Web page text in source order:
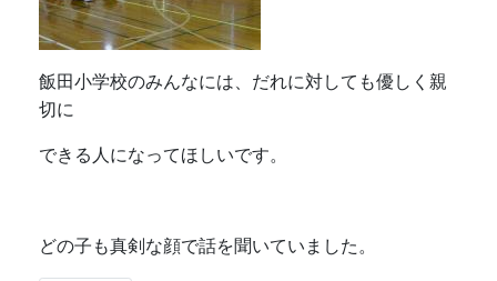
飯田小学校のみんなには、だれに対しても優しく親
切に
できる人になってほしいです。
どの子も真剣な顔で話を聞いていました。